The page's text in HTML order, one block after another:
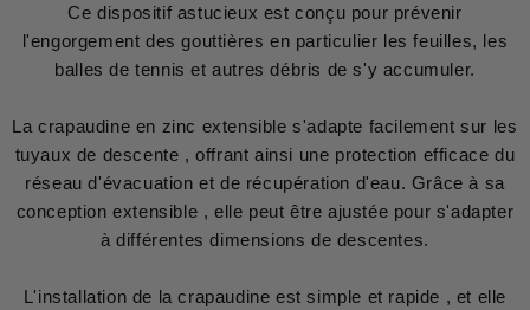
Ce dispositif astucieux est conçu pour prévenir
l'engorgement des gouttières en particulier les feuilles, les
balles de tennis et autres débris de s'y accumuler.
La crapaudine en zinc extensible s'adapte facilement sur les
tuyaux de descente , offrant ainsi une protection efficace du
réseau d'évacuation et de récupération d'eau. Grâce à sa
conception extensible , elle peut être ajustée pour s'adapter
à différentes dimensions de descentes.
L'installation de la crapaudine est simple et rapide , et elle